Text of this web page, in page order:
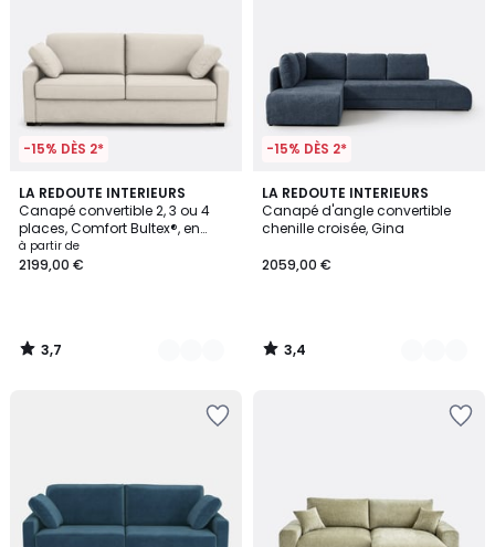
-15% DÈS 2*
LA REDOUTE INTERIEURS
Canapé convertible 2, 3 ou 4
places, Comfort Bultex®, en
polyester, TIMOR
à partir de
2199,00 €
3,7
/ 5
3
Couleurs
3,7
/
-15% DÈS 2*
LA REDOUTE INTERIEURS
Canapé d'angle convertible
chenille croisée, Gina
2059,00 €
3,4
/ 5
5
Couleurs
3,4
/